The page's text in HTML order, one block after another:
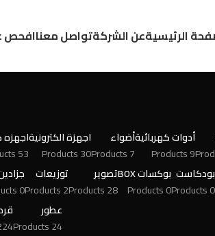
الرئيسيةعن الشركةتواصل معناافحص
أدوات كهربائية
9 Products
أضواء
7 Products
اجهزة الكترونية
30 Products
اجهزه
53 Products
بودكاست
0 Products
بوكسات BOX
0 Products
تصوير
28 Products
توزيعات
2 Products
0 Products
عطور
24 Products